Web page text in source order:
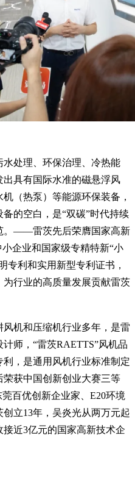
水处理、环保治理、冷热能
具有国际水准的磁悬浮风
（热泵）等能源环保装备，
的空白，是“双碳”时代持续
。——雷茨先后荣膺国家高新
企业和国家级专精特新“小
专利和实用新型专利证书，
行业的高质量发展贡献雷茨
风机和压缩机行业多年，是雷
师，“雷茨RAETTS”风机品
，是通用风机行业标准制定
获中国创新创业大赛三等
百优创新企业家、E20环境
立13年，吴炎光从两万元起
近3亿元的国家高新技术企